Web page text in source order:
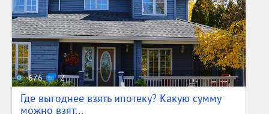
676 2
Где выгоднее взять ипотеку? Какую сумму
можно взят...